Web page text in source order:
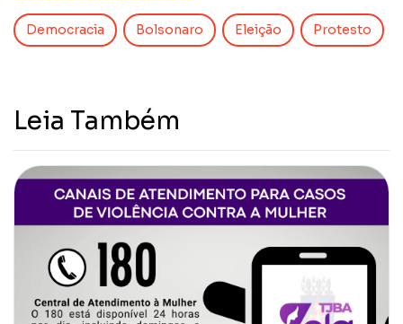
Democracia Bolsonaro Eleição Protesto
Leia Também